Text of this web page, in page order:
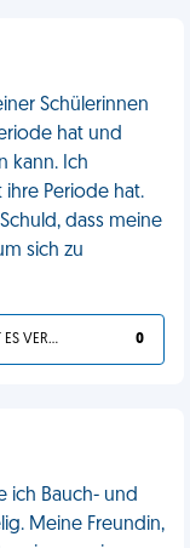
Schülerinnen
hat und
kann. Ich
Periode hat.
dass meine
sich zu
DU HAST ES VERDIENT 0
ich Bauch- und
Meine Freundin,